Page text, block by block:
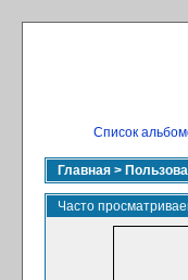
Список
Главная >
Часто